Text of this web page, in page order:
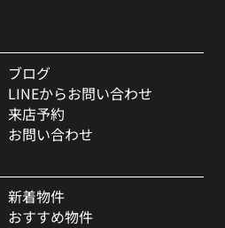
ブログ
LINEからお問い合わせ
来店予約
お問い合わせ
新着物件
おすすめ物件